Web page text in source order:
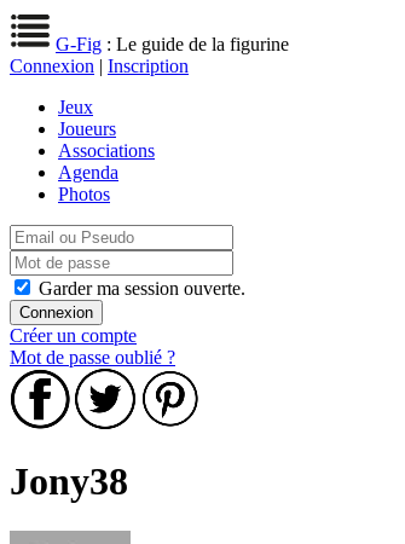
G-Fig : Le guide de la figurine
Connexion | Inscription
Jeux
Joueurs
Associations
Agenda
Photos
Garder ma session ouverte.
Créer un compte
Mot de passe oublié ?
Jony38